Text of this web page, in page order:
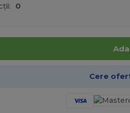
0
Cere